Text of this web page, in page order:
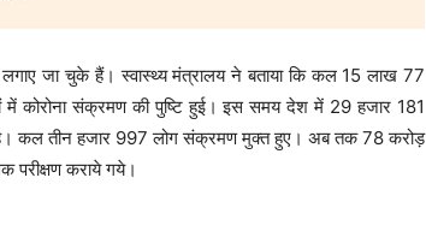
जा चुके हैं। स्वास्थ्य मंत्रालय ने बताया कि कल 15 लाख 77
कोरोना संक्रमण की पुष्टि हुई। इस समय देश में 29 हजार 181
कल तीन हजार 997 लोग संक्रमण मुक्त हुए। अब तक 78 करोड़
कराये गये।